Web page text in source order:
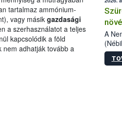
tartalmaz ammónium-
vagy másikgazdasági
a szerhasználatot a teljes
kapcsolódik a föld
nem adhatják tovább a
A